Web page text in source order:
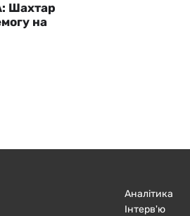
Шахтар
на
Аналітика
Інтерв'ю